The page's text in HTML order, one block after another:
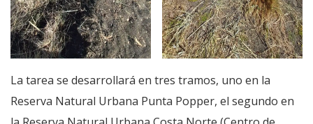
La tarea se desarrollará en tres tramos, uno en la
Reserva Natural Urbana Punta Popper, el segundo en